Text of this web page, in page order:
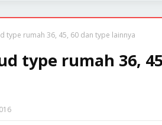
type rumah 36, 45, 60 dan type lainnya
type rumah 36,